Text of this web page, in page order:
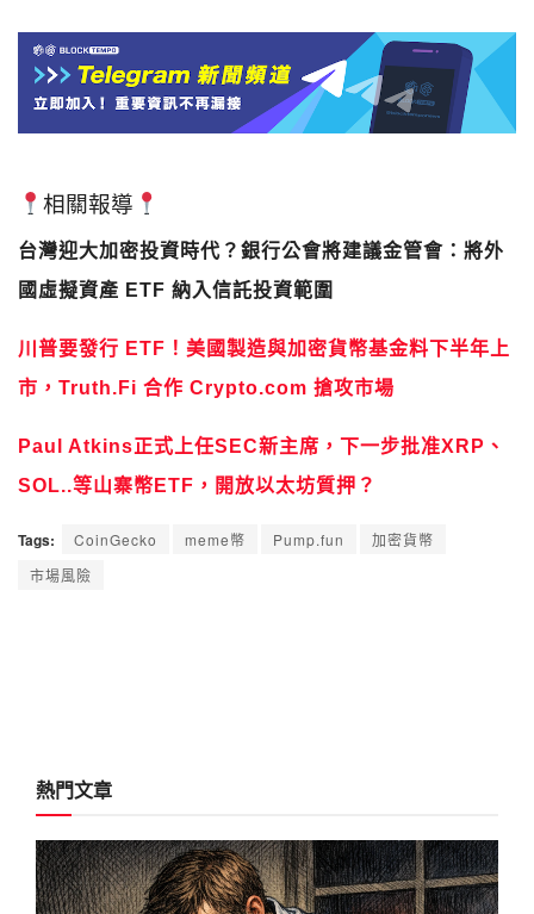
相關報導
台灣迎大加密投資時代？銀行公會將建議金管會：將外
國虛擬資產 ETF 納入信託投資範圍
川普要發行 ETF！美國製造與加密貨幣基金料下半年上
市，Truth.Fi 合作 Crypto.com 搶攻市場
Paul Atkins正式上任SEC新主席，下一步批准XRP、
SOL..等山寨幣ETF，開放以太坊質押？
Tags: CoinGecko meme幣 Pump.fun
加密貨幣
市場風險
熱門文章